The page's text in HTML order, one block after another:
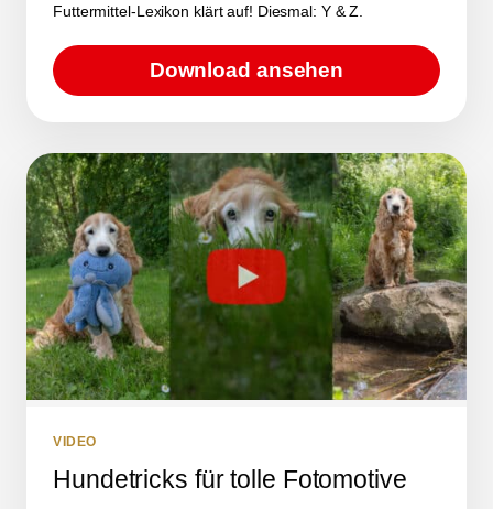
Futtermittel-Lexikon klärt auf! Diesmal: Y & Z.
Download ansehen
VIDEO
Hundetricks für tolle Fotomotive